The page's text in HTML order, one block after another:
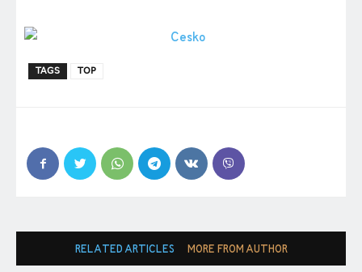
TAGS TOP
RELATED ARTICLES MORE FROM AUTHOR